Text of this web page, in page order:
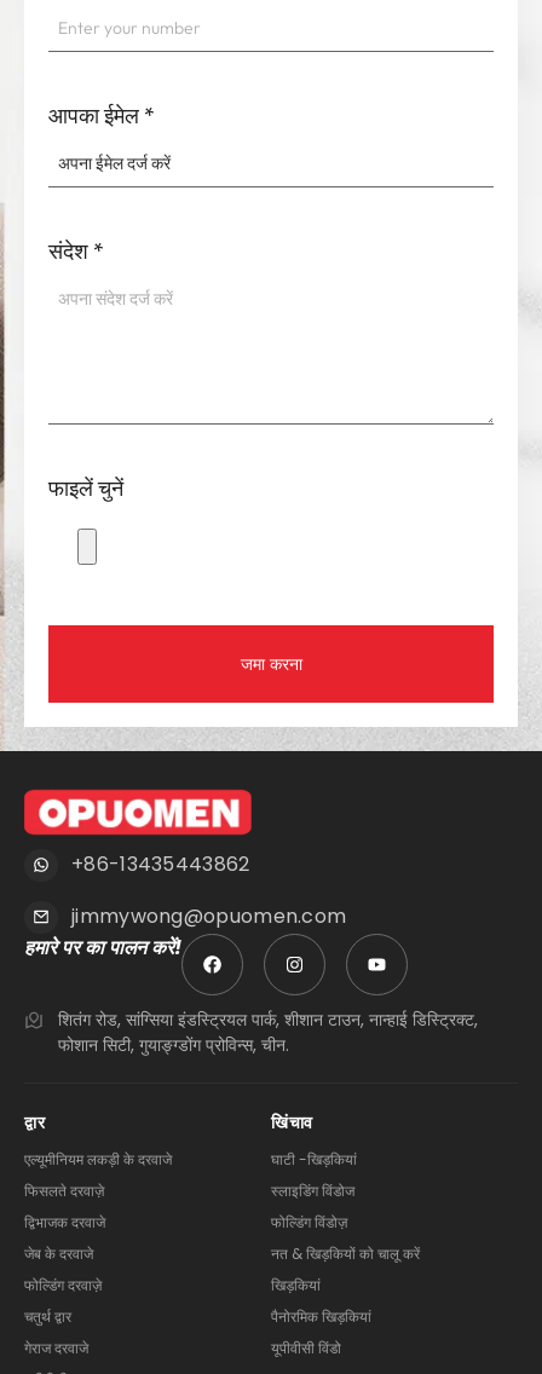
आपका ईमेल *
संदेश *
फाइलें चुनें
जमा करना
+86-13435443862
jimmywong@opuomen.com
हमारे पर का पालन करें!
शितंग रोड, सांग्सिया इंडस्ट्रियल पार्क, शीशान टाउन, नान्हाई डिस्ट्रिक्ट,
फोशान सिटी, गुयाङ्ग्डोंग प्रोविन्स, चीन.
द्वार
एल्यूमीनियम लकड़ी के दरवाजे
फिसलते दरवाज़े
द्विभाजक दरवाजे
जेब के दरवाजे
फोल्डिंग दरवाज़े
चतुर्थ द्वार
गेराज दरवाजे
खिंचाव
घाटी -खिड़कियां
स्लाइडिंग विंडोज
फोल्डिंग विंडोज़
नत & खिड़कियों को चालू करें
खिड़कियां
पैनोरमिक खिड़कियां
यूपीवीसी विंडो